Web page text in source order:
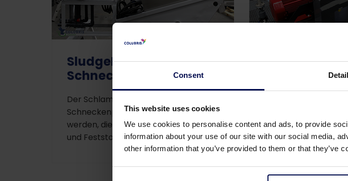
Consent
This website uses cookies
We use cookies to personalise content and ads, to provide
information about your use of our site with our social media,
other information that you’ve provided to them or that they’ve
SludgeMaster SP –
Schneckenpresse
Der Schlamm kann mit einer
Schneckenpresse entwässert
werden, die den Schlamm in Wasser
und Feststoffe trennt.
Decanter